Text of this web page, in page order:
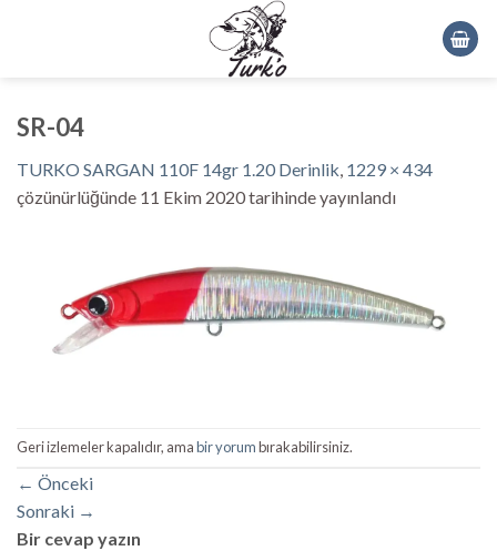
SR-04
TURKO SARGAN 110F 14gr 1.20 Derinlik, 1229 × 434
çözünürlüğünde 11 Ekim 2020tarihinde yayınlandı
Geri izlemeler kapalıdır, amabir yorumbırakabilirsiniz.
← Önceki
Sonraki →
Bir cevap yazın